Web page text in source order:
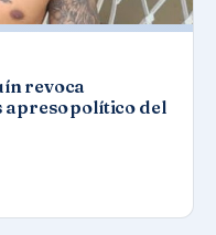
revoca
preso político del